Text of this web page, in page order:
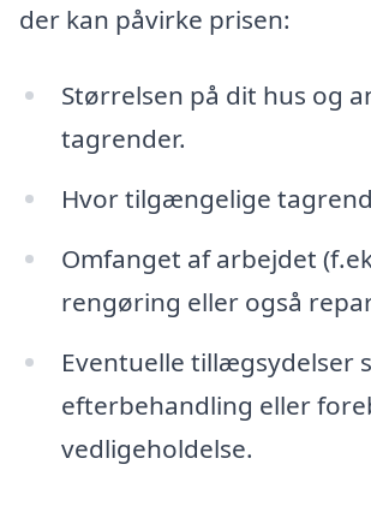
der kan påvirke prisen:
Størrelsen på dit hus og
tagrender.
Hvor tilgængelige
Omfanget af arbejdet
rengøring eller også
Eventuelle tillægsydelser
efterbehandling eller
vedligeholdelse.